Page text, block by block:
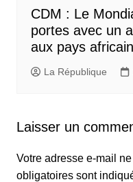
CDM : Le
portes avec un
aux pays
La République
Laisser un
Votre adresse e-mail
obligatoires sont